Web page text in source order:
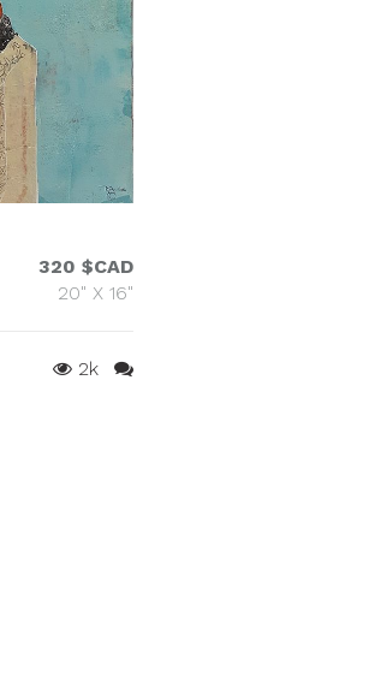
320 $CAD
20" X 16"
2k